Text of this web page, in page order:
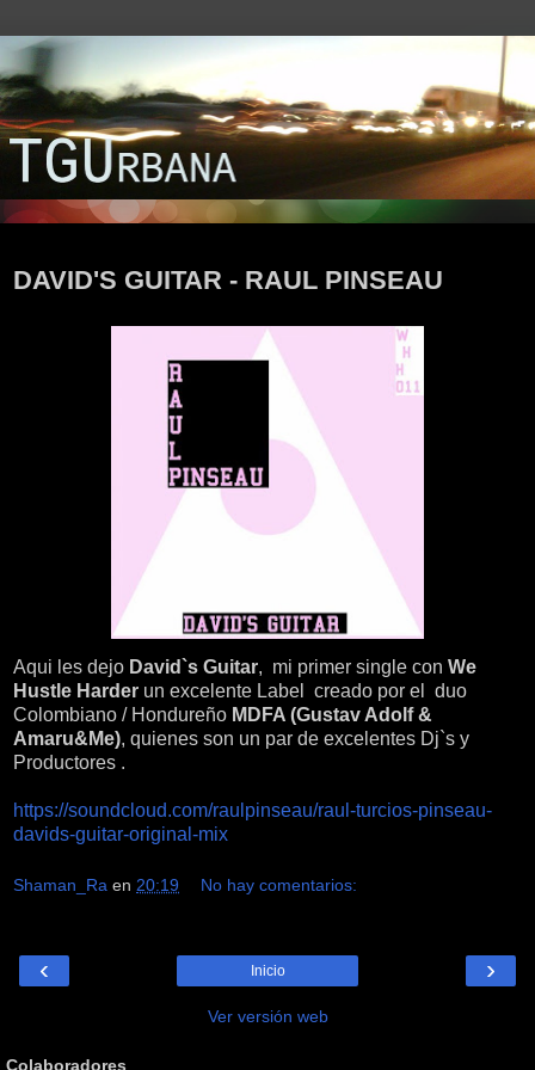
DAVID'S GUITAR - RAUL PINSEAU
Aqui les dejo David`s Guitar, mi primer single con We
Hustle Harder un excelente Label creado por el duo
Colombiano / Hondureño MDFA (Gustav Adolf &
Amaru&Me), quienes son un par de excelentes Dj`s y
Productores .
https://soundcloud.com/raulpinseau/raul-turcios-pinseau-
davids-guitar-original-mix
Shaman_Ra en 20:19 No hay comentarios:
‹ ›
Inicio
Ver versión web
Colaboradores